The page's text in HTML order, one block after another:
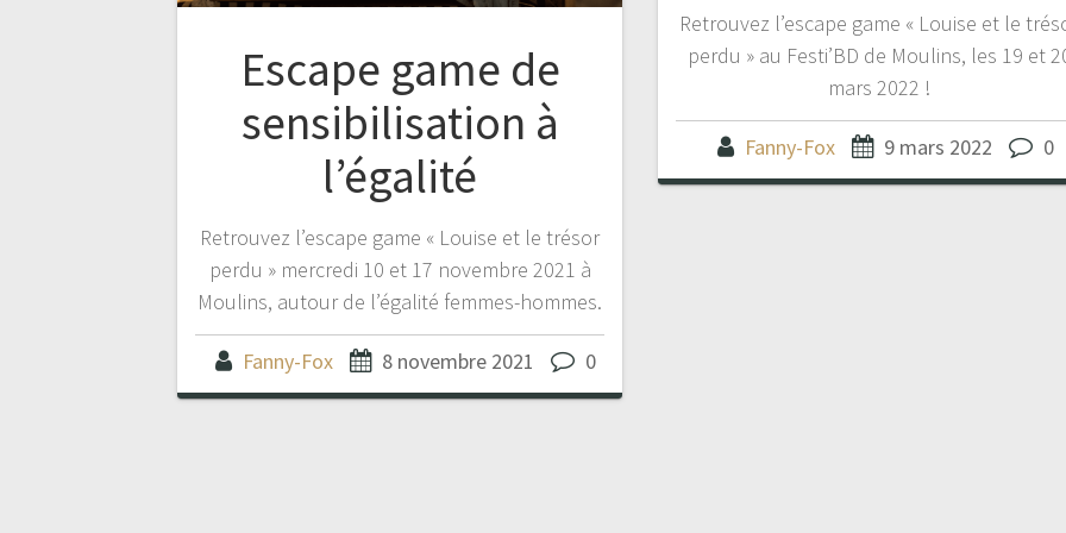
Retrouvez l’escape game « Louise et le
perdu » au Festi’BD de Moulins, les 19 et
mars 2022 !
Fanny-Fox 9 mars 2022 0
Escape game de
sensibilisation à
l’égalité
Retrouvez l’escape game « Louise et le trésor
perdu » mercredi 10 et 17 novembre 2021 à
Moulins, autour de l’égalité femmes-hommes.
Fanny-Fox 8 novembre 2021 0